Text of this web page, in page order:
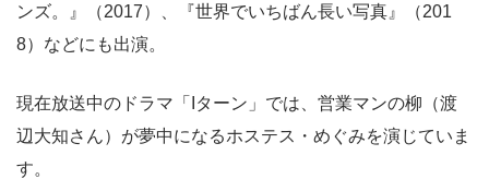
ンズ。』（2017）、『世界でいちばん長い写真』（201
8）などにも出演。
現在放送中のドラマ「Iターン」では、営業マンの柳（渡
辺大知さん）が夢中になるホステス・めぐみを演じていま
す。